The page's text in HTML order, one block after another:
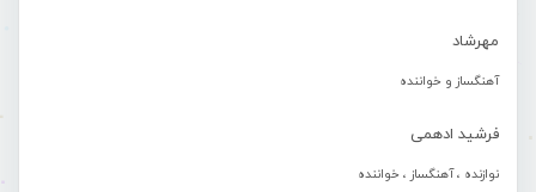
مهرشاد
آهنگساز و خواننده
فرشید ادهمی
نوازنده ، آهنگساز ، خواننده